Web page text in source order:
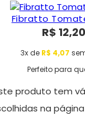
Fibratto
R$ 12,20
3x de R$ 4,07
Perfeito para
produto tem
na